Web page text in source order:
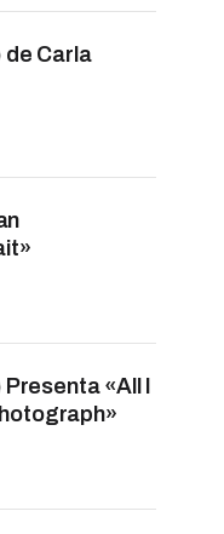
de Carla
Presenta «All I